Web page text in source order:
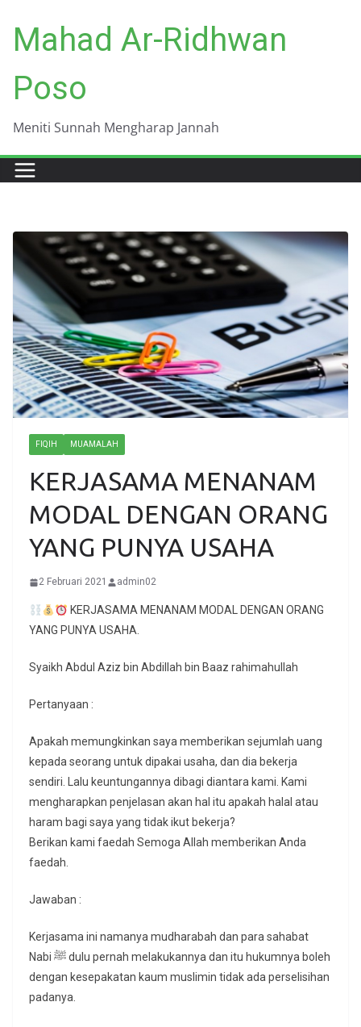
content
Mahad Ar-Ridhwan
Poso
Meniti Sunnah Mengharap Jannah
FIQIH MUAMALAH
KERJASAMA MENANAM
MODAL DENGAN ORANG
YANG PUNYA USAHA
2 Februari 2021 admin02
KERJASAMA MENANAM MODAL DENGAN ORANG
YANG PUNYA USAHA.
Syaikh Abdul Aziz bin Abdillah bin Baaz rahimahullah
Pertanyaan :
Apakah memungkinkan saya memberikan sejumlah uang
kepada seorang untuk dipakai usaha, dan dia bekerja
sendiri. Lalu keuntungannya dibagi diantara kami. Kami
mengharapkan penjelasan akan hal itu apakah halal atau
haram bagi saya yang tidak ikut bekerja?
Berikan kami faedah Semoga Allah memberikan Anda
faedah.
Jawaban :
Kerjasama ini namanya mudharabah dan para sahabat
Nabi ﷺ dulu pernah melakukannya dan itu hukumnya boleh
dengan kesepakatan kaum muslimin tidak ada perselisihan
padanya.